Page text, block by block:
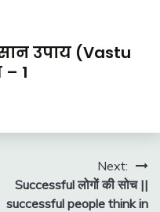
उपाय (Vastu
1
Next:
Successful लोगों की सोच ||
successful people think in